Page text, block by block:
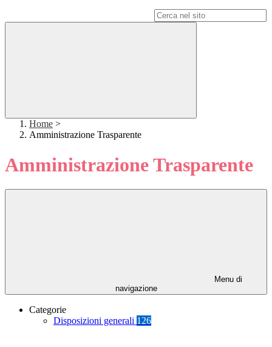
Home >
Amministrazione Trasparente
Amministrazione Trasparente
Menu di
navigazione
Categorie
Disposizioni generali 126